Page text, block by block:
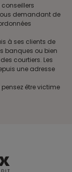
demandant de
à ses clients de
banques ou bien
courtiers. Les
une adresse
être victime